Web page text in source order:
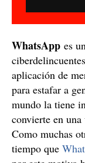
WhatsApp es
aplicación de
para estafar a
mundo la tiene
convierte en
Como muchas
tiempo que